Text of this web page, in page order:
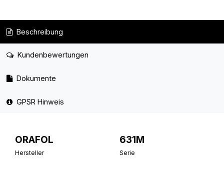
Beschreibung
Kundenbewertungen
Dokumente
GPSR Hinweis
ORAFOL
Hersteller
631M
Serie